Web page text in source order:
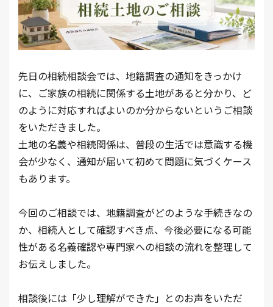
先日の相続相談会では、地籍調査の通知をきっかけ
に、ご家族の相続に関係する土地があると分かり、ど
のように対応すればよいのか分からないというご相談
をいただきました。
土地の名義や相続関係は、普段の生活では意識する機
会が少なく、通知が届いて初めて問題に気づくケース
もあります。
今回のご相談では、地籍調査がどのような手続きなの
か、相続人として確認すべき点、今後必要になる可能
性がある名義確認や専門家への相談の流れを整理して
お伝えしました。
相談後には「少し理解ができた」とのお声をいただ